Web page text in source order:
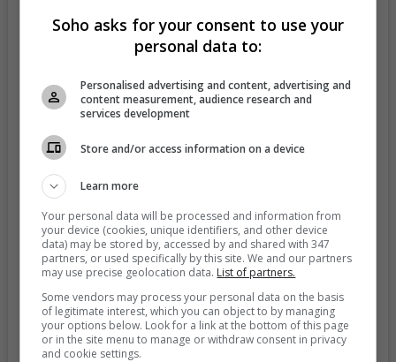
Soho asks for your consent to use your
personal data to:
Personalised advertising and content, advertising and
content measurement, audience research and
services development
Store and/or access information on a device
Learn more
Your personal data will be processed and information from
your device (cookies, unique identifiers, and other device
data) may be stored by, accessed by and shared with 347
partners, or used specifically by this site. We and our partners
may use precise geolocation data. List of partners.
Some vendors may process your personal data on the basis
of legitimate interest, which you can object to by managing
your options below. Look for a link at the bottom of this page
or in the site menu to manage or withdraw consent in privacy
and cookie settings.